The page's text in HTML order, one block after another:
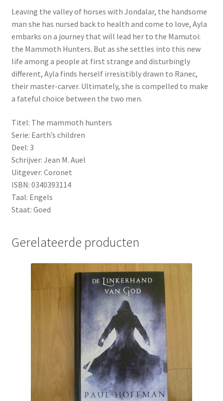
Leaving the valley of horses with Jondalar, the handsome
man she has nursed back to health and come to love, Ayla
embarks on a journey that will lead her to the Mamutoi:
the Mammoth Hunters. But as she settles into this new
life among a people at first strange and disturbingly
different, Ayla finds herself irresistibly drawn to Ranec,
their master-carver. Ultimately, she is compelled to make
a fateful choice between the two men.
Titel: The mammoth hunters
Serie: Earth’s children
Deel: 3
Schrijver: Jean M. Auel
Uitgever: Coronet
ISBN: 0340393114
Taal: Engels
Staat: Goed
Gerelateerde producten